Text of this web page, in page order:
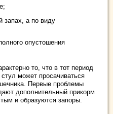
запах, а по виду
опустошения
то, что в тот период
может просачиваться
Первые проблемы
дополнительный прикорм
и образуются запоры.